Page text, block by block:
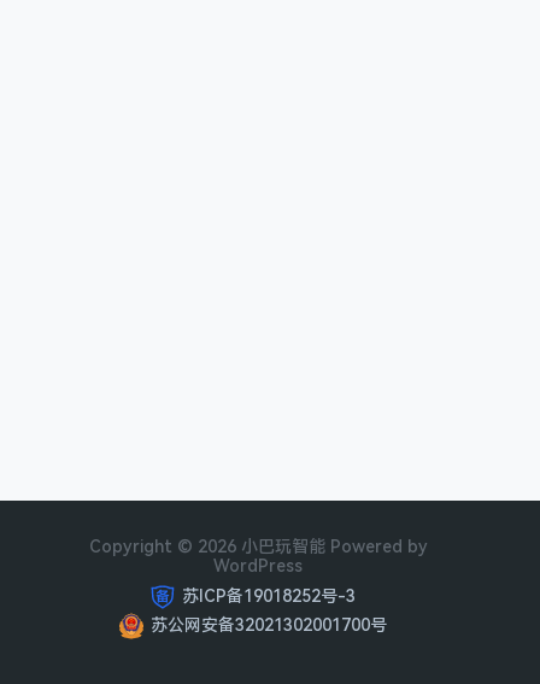
Copyright © 2026 小巴玩智能 Powered by
WordPress
苏ICP备19018252号-3
苏公网安备32021302001700号